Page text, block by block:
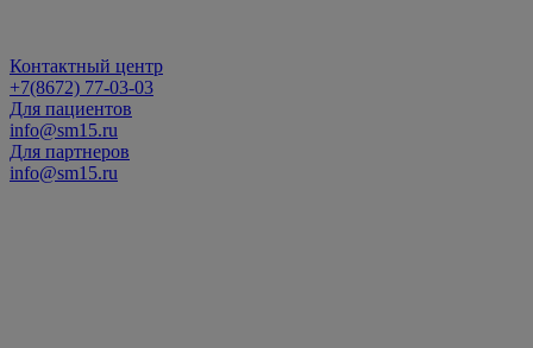
Контактный центр
+7(8672) 77-03-03
Для пациентов
info@sm15.ru
Для партнеров
info@sm15.ru